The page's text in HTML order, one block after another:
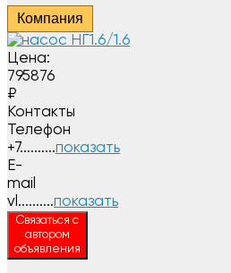
Компания
Цена:
795876
₽
Контакты
Телефон
+7..........показать
E-
mail
vl..........показать
Связаться с
автором
объявления